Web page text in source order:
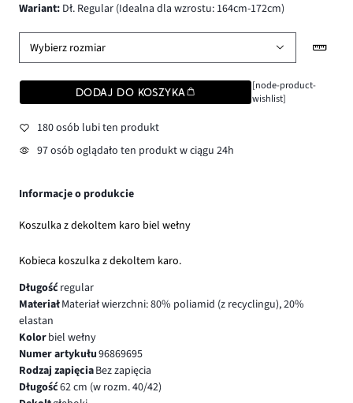
wariant: Dł. Regular (Idealna dla wzrostu: 164cm-172cm)
Wybierz rozmiar
DODAJ DO KOSZYKA
[node-product-
wishlist]
180 osób lubi ten produkt
97 osób oglądało ten produkt w ciągu 24h
Informacje o produkcie
Koszulka z dekoltem karo biel wełny
Kobieca koszulka z dekoltem karo.
Długośćregular
MateriałMateriał wierzchni: 80% poliamid (z recyclingu), 20%
elastan
Kolorbiel wełny
Numer artykułu96869695
Rodzaj zapięciaBez zapięcia
Długość62 cm (w rozm. 40/42)